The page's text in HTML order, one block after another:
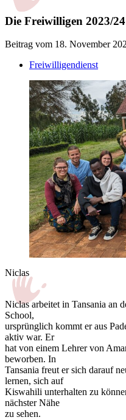
Die Freiwilligen 2023/24
Beitrag vom 18. November
Freiwilligendienst
Niclas
Niclas arbeitet in Tansania an
School,
ursprünglich kommt er aus
aktiv war. Er
hat von einem Lehrer von
beworben. In
Tansania freut er sich darauf
lernen, sich auf
Kiswahili unterhalten zu
nächster Nähe
zu sehen.